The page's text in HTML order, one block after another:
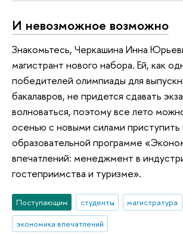
И невозможное возможно
Знакомьтесь, Черкашина Инна
магистрант нового набора. Ей, как
победителей олимпиады для
бакалавров, не придется сдавать
волноваться, поэтому все лето
осенью с новыми силами приступить
образовательной программе
впечатлений: менеджмент в
гостеприимства и туризме».
Поступающим студенты
магистратура
экономика впечатлений